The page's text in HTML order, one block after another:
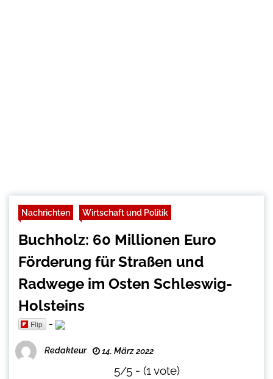
Nachrichten Wirtschaft und Politik
Buchholz: 60 Millionen Euro
Förderung für Straßen und
Radwege im Osten Schleswig-
Holsteins
Flip -
Redakteur 14. März 2022
5/5 - (1 vote)